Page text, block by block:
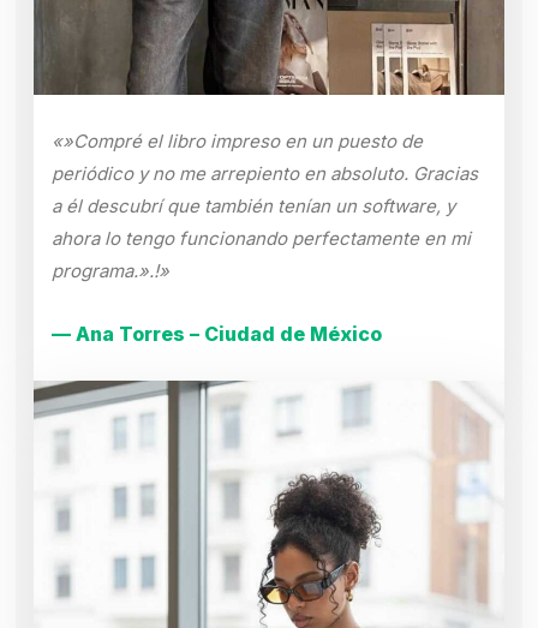
«»Compré el libro impreso en un puesto de
periódico y no me arrepiento en absoluto. Gracias
a él descubrí que también tenían un software, y
ahora lo tengo funcionando perfectamente en mi
programa.».!»
— Ana Torres – Ciudad de México